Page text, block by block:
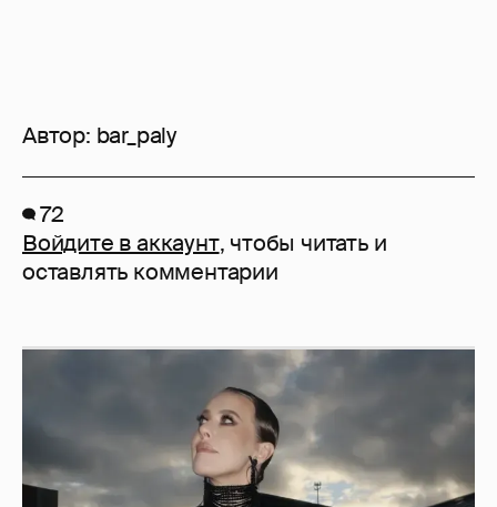
Автор: bar_paly
72
Войдите в аккаунт, чтобы читать и
оставлять комментарии